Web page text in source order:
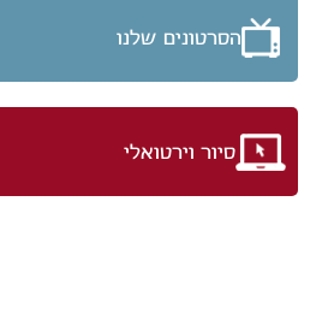
הסרטונים שלנו
סיור וירטואלי